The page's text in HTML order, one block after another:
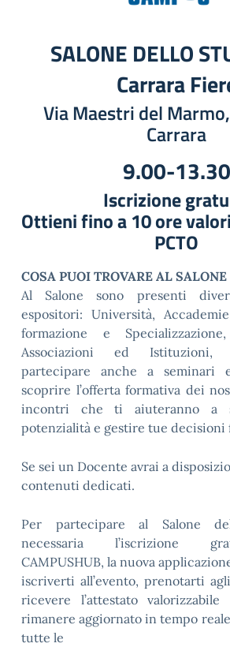
SALONE DELLO
Carrara
Via Maestri del
Carrara
9.00-13.30
Iscrizione
Ottieni fino a 10 ore
PCTO
COSA PUOI TROVARE AL SALONE
Al Salone sono presenti
espositori: Università,
formazione e
Associazioni ed Istituzioni,
partecipare anche a seminari
scoprire l’offerta formativa dei
incontri che ti aiuteranno a
potenzialità e gestire tue decisioni
Se sei un Docente avrai a
contenuti dedicati.
Per partecipare al Salone
necessaria l’iscrizione
CAMPUSHUB, la nuova
iscriverti all’evento, prenotarti
ricevere l’attestato
rimanere aggiornato in tempo
tutte le